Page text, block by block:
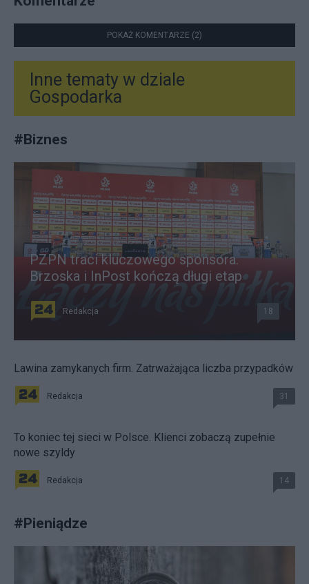
POKAŻ KOMENTARZE (2)
Inne tematy w dziale
Gospodarka
#Biznes
PZPN traci kluczowego sponsora.
Brzoska i InPost kończą długi etap
Redakcja 18
Lawina zamykanych firm. Zatrważająca liczba przypadków
Redakcja 31
To koniec tej sieci w Polsce. Klienci zobaczą zupełnie
nowe szyldy
Redakcja 14
#Pieniądze